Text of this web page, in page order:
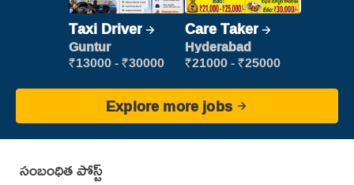
Taxi Driver
Guntur
₹13000 - ₹30000
Care Taker
Hyderabad
₹21000 - ₹25000
Explore more jobs
సంబంధిత పోస్ట్